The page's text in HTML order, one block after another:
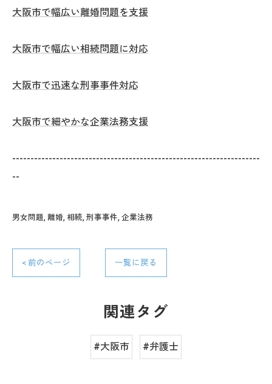
大阪市で幅広い離婚問題を支援
大阪市で幅広い相続問題に対応
大阪市で迅速な刑事事件対応
大阪市で細やかな企業法務支援
--------------------------------------------------------------------
--
男女問題 離婚 相続 刑事事件 企業法務
< 前のページ 一覧に戻る
関連タグ
#大阪市 #弁護士